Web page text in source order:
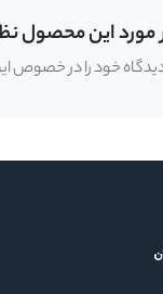
مورد این محصول
خود را در خصوص